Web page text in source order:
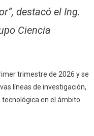
destacó el Ing.
Ciencia
trimestre de 2026 y se
líneas de investigación,
en el ámbito